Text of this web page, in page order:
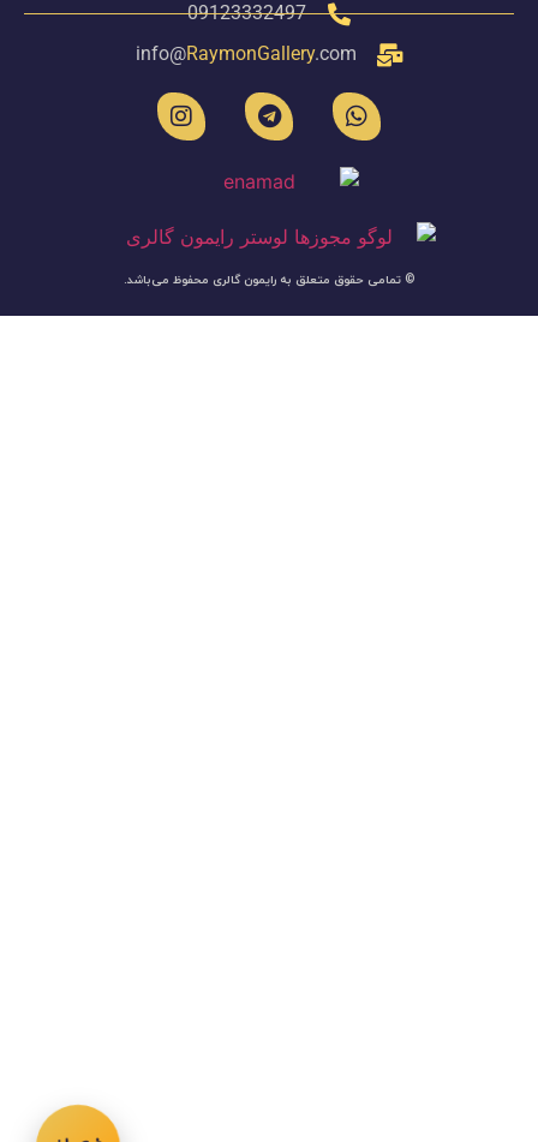
09123332497
info@RaymonGallery.com
© تمامی حقوق متعلق به رایمون گالری محفوظ می‌باشد.